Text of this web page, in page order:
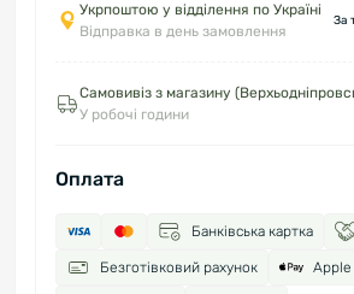
Укрпоштою у відділення по Україні
Відправка в день замовлення
За
Самовивіз з магазину
У робочі години
Оплата
Банківська картка
Безготівковий рахунок Apple